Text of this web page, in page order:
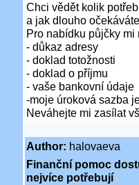
Chci vědět kolik
a jak dlouho
Pro nabídku půjčky mi
- důkaz adresy
- doklad totožnosti
- doklad o příjmu
- vaše bankovní údaje
-moje úroková sazba
Neváhejte mi zasílat
Author: halovaeva
Finanční pomoc
nejvíce potřebují